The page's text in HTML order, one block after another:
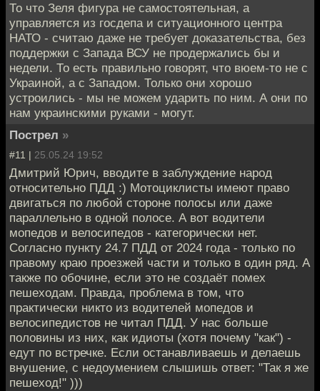
То что Зеля фигура не самостоятельная, а
управляется из госдепа и ситуационного центра
НАТО - считаю даже не требует доказательства, без
поддержки с Запада ВСУ не продержались бы и
недели. То есть правильно говорят, что вюем-то не с
Украиной, а с Западом. Только они хорошо
устроились - мы не можем ударить по ним. А они по
нам украинскими руками - могут.
Пострел »
#11 | 25.05.24 19:52
Дмитрий Юрич, вводите в заблуждение народ
относительно ПДД :) Мотоциклисты имеют право
двигаться по любой стороне полосы или даже
параллельно в одной полосе. А вот водители
мопедов и велосипедов - категорически нет.
Согласно пункту 24.7 ПДД от 2024 года - только по
правому краю проезжей части и только в один ряд. А
также по обочине, если это не создаёт помех
пешеходам. Правда, проблема в том, что
практически никто из водителей мопедов и
велосипедистов не читал ПДД. У нас больше
половины из них, как идиоты (хотя почему "как") -
едут по встречке. Если останавливаешь и делаешь
внушение, с недоумением слышишь ответ: "Так я же
пешеход!" )))